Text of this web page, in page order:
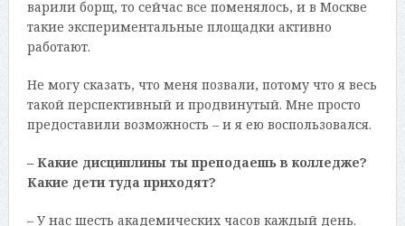
варили борщ, то сейчас все поменялось, и в Москве
такие экспериментальные площадки активно
работают.
Не могу сказать, что меня позвали, потому что я весь
такой перспективный и продвинутый. Мне просто
предоставили возможность – и я ею воспользовался.
– Какие дисциплины ты преподаешь в колледже?
Какие дети туда приходят?
– У нас шесть академических часов каждый день.